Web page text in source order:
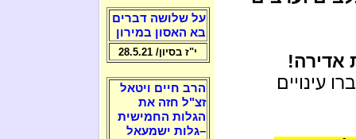
אדירה!
עינויים
על שלושה דברים
בא האסון במירון
י"ז בסיון/ 28.5.21
הרב חיים ויטאל
זצ"ל חזה את
הגלות החמישית
–גלות ישמעאל